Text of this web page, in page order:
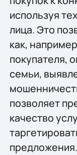
используя
лица. Это
как,
покупателя,
семьи,
позволяет
качество
предложения.